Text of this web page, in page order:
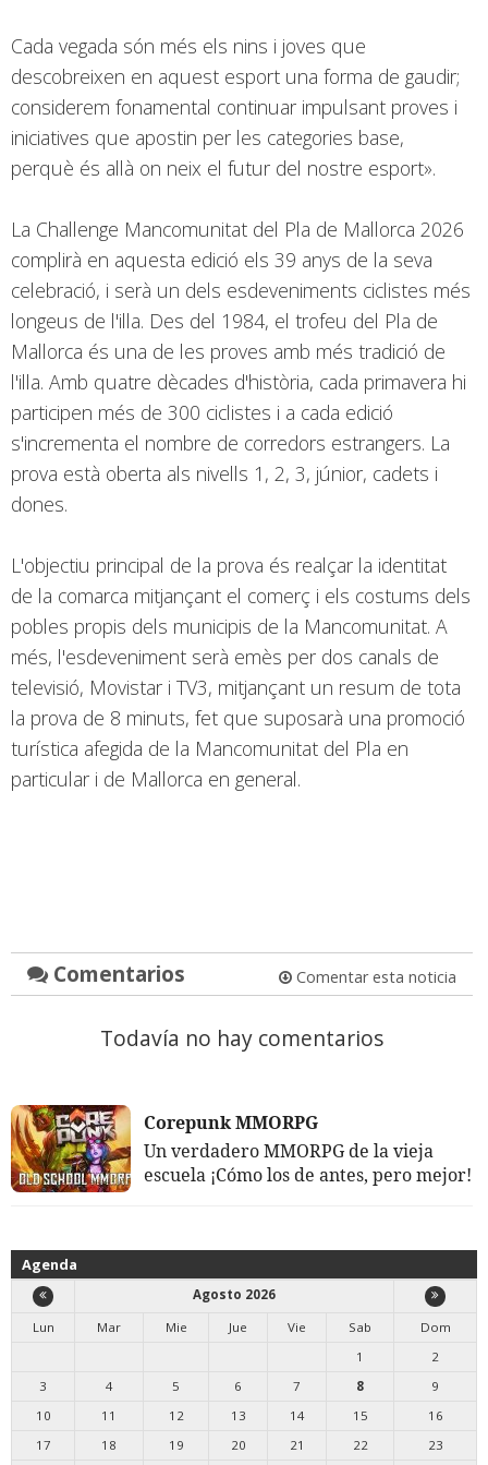
Cada vegada són més els nins i joves que
descobreixen en aquest esport una forma de gaudir;
considerem fonamental continuar impulsant proves i
iniciatives que apostin per les categories base,
perquè és allà on neix el futur del nostre esport».
La Challenge Mancomunitat del Pla de Mallorca 2026
complirà en aquesta edició els 39 anys de la seva
celebració, i serà un dels esdeveniments ciclistes més
longeus de l'illa. Des del 1984, el trofeu del Pla de
Mallorca és una de les proves amb més tradició de
l'illa. Amb quatre dècades d'història, cada primavera hi
participen més de 300 ciclistes i a cada edició
s'incrementa el nombre de corredors estrangers. La
prova està oberta als nivells 1, 2, 3, júnior, cadets i
dones.
L'objectiu principal de la prova és realçar la identitat
de la comarca mitjançant el comerç i els costums dels
pobles propis dels municipis de la Mancomunitat. A
més, l'esdeveniment serà emès per dos canals de
televisió, Movistar i TV3, mitjançant un resum de tota
la prova de 8 minuts, fet que suposarà una promoció
turística afegida de la Mancomunitat del Pla en
particular i de Mallorca en general.
Comentarios Comentar esta noticia
Todavía no hay comentarios
Corepunk MMORPG
Un verdadero MMORPG de la vieja
escuela ¡Cómo los de antes, pero mejor!
Agenda
Agosto 2026
Lun
Mar Mie Jue Vie Sab
Dom
1
2
3
4 5 6 7 8
9
10
11 12 13 14 15
16
17
18 19 20 21 22 23